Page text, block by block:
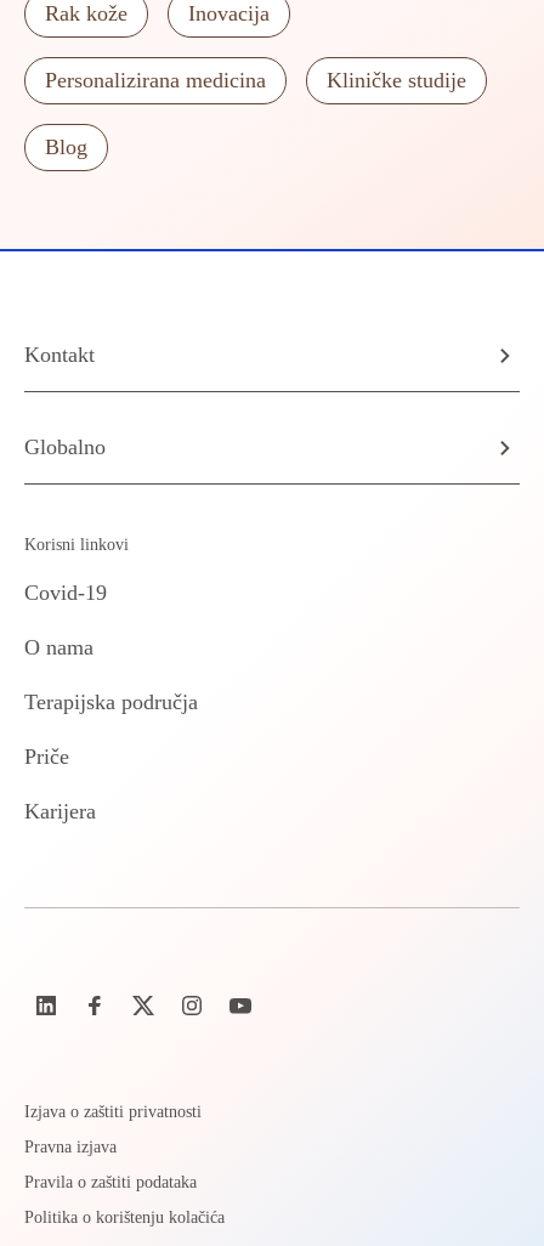
Rak kože Inovacija
Personalizirana medicina Kliničke studije
Blog
Kontakt
Globalno
Korisni linkovi
Covid-19
O nama
Terapijska područja
Priče
Karijera
Izjava o zaštiti privatnosti
Pravna izjava
Pravila o zaštiti podataka
Politika o korištenju kolačića